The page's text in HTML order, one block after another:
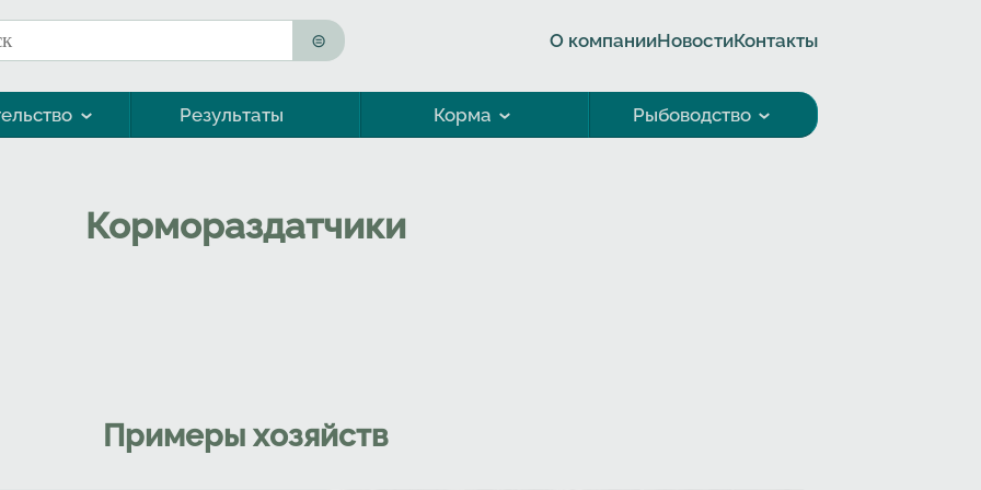
поиска О компанииНовостиКонтакты
Результаты Корма Рыбоводство
Кормораздатчики
Примеры хозяйств